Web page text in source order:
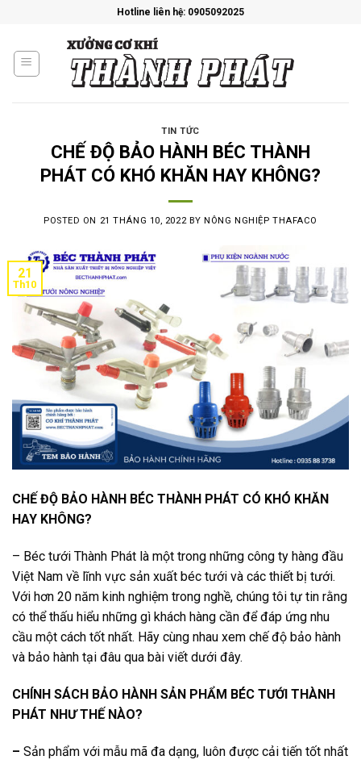
content
Hotline liên hệ: 0905092025
TIN TỨC
CHẾ ĐỘ BẢO HÀNH BÉC THÀNH
PHÁT CÓ KHÓ KHĂN HAY KHÔNG?
POSTED ON 21 THÁNG 10, 2022 BYNÔNG NGHIỆP THAFACO
21
Th10
CHẾ ĐỘ BẢO HÀNH BÉC THÀNH PHÁT CÓ KHÓ KHĂN
HAY KHÔNG?
– Béc tưới Thành Phát là một trong những công ty hàng đầu
Việt Nam về lĩnh vực sản xuất béc tưới và các thiết bị tưới.
Với hơn 20 năm kinh nghiệm trong nghề, chúng tôi tự tin rằng
có thể thấu hiểu những gì khách hàng cần để đáp ứng nhu
cầu một cách tốt nhất. Hãy cùng nhau xem chế độ bảo hành
và bảo hành tại đâu qua bài viết dưới đây.
CHÍNH SÁCH BẢO HÀNH SẢN PHẨM BÉC TƯỚI THÀNH
PHÁT NHƯ THẾ NÀO?
– Sản phẩm với mẫu mã đa dạng, luôn được cải tiến tốt nhất